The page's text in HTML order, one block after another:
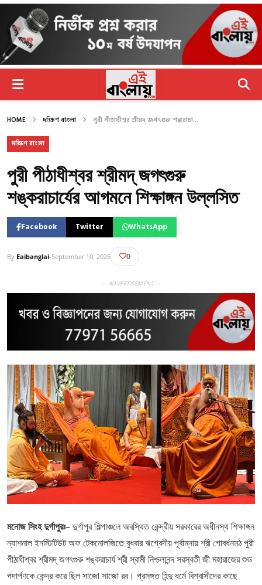
HOME দক্ষিণ বাংলা পুরী পীঠাধীশ্বর শ্রীমদ্ জগৎগুরু শঙ্করাচা...
দক্ষিণ বাংলা
পুরী পীঠাধীশ্বর শ্রীমদ্ জগৎগুরু
শঙ্করাচার্যের আগমনে শিক্ষাঙ্গন উল্লসিত
Facebook Twitter WhatsApp
By Eaibanglai-September 10, 2025 0
— ADVERTISEMENT —
মনোজ সিংহ দুর্গাপুরঃ– দুর্গাপুর শিল্পাঞ্চলে অবস্থিত কেন্দ্রীয় সরকারের অধীনস্থ শিক্ষাঙ্গন
ন্যাশনাল ইনস্টিটিউট অফ টেকনোলজিতে বুধবার ঋগ্বেদীয় পূর্বাম্নায় শ্রী গোবর্ধনমঠ পুরী
পীঠাধীশ্বর শ্রীমদ্ জগৎগুরু শঙ্করাচার্য শ্রী স্বামী নিশ্চলানন্দ সরস্বতী জী মহারাজের শুভ
পদার্পণকে কেন্দ্র করে ছিল সাজো সাজো রব। প্রসঙ্গত হিন্দু ধর্মে বিশ্বাসীদের কাছে